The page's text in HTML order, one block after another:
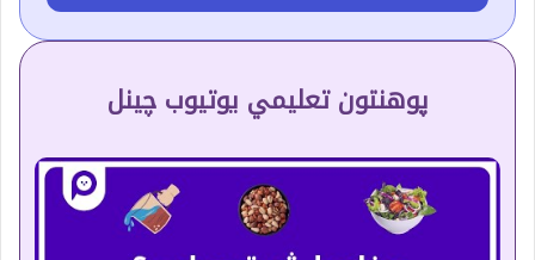
پوهنتون تعلیمي یوتیوب چینل